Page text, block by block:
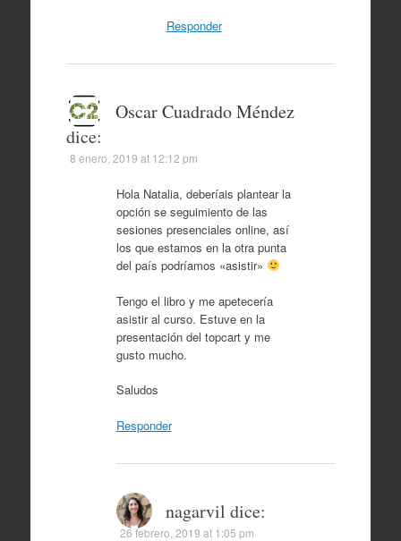
Responder
Oscar Cuadrado Méndez
dice:
8 enero, 2019 at 12:12 pm
Hola Natalia, deberíais plantear la
opción se seguimiento de las
sesiones presenciales online, así
los que estamos en la otra punta
del país podríamos «asistir»
Tengo el libro y me apetecería
asistir al curso. Estuve en la
presentación del topcart y me
gusto mucho.
Saludos
Responder
nagarvil dice:
26 febrero, 2019 at 1:05 pm